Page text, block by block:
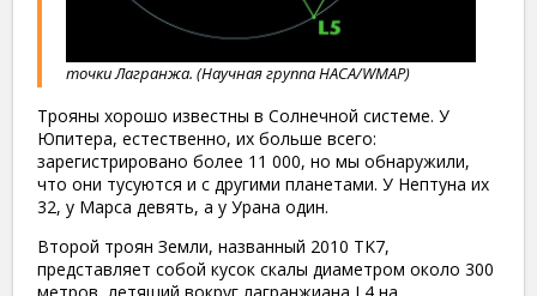
точки Лагранжа. (Научная группа НАСА/WMAP)
Трояны хорошо известны в Солнечной системе. У
Юпитера, естественно, их больше всего:
зарегистрировано более 11 000, но мы обнаружили,
что они тусуются и с другими планетами. У Нептуна их
32, у Марса девять, а у Урана один.
Второй троян Земли, названный 2010 TK7,
представляет собой кусок скалы диаметром около 300
метров, летящий вокруг лагранжиана L4 на